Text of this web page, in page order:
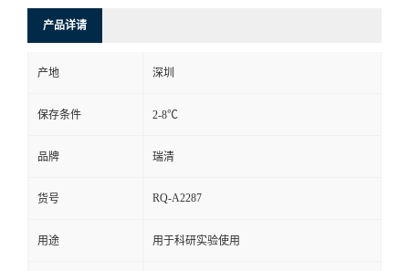
产品详请
产地 深圳
保存条件 2-8℃
品牌 瑞清
货号 RQ-A2287
用途 用于科研实验使用